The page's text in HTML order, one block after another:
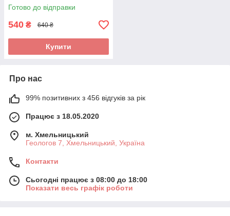
Готово до відправки
540 ₴ 640 ₴
Купити
Про нас
99% позитивних з 456 відгуків за рік
Працює з 18.05.2020
м. Хмельницький
Геологов 7, Хмельницький, Україна
Контакти
Сьогодні працює з 08:00 до 18:00
Показати весь графік роботи